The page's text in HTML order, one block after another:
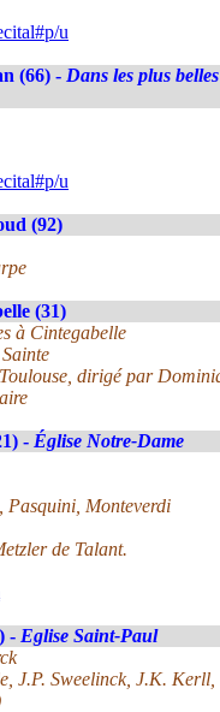
u
(66) - Dans les plus
u
(92)
(31)
à Cintegabelle
dirigé par
- Église Notre-Dame
Monteverdi
de Talant.
- Eglise Saint-Paul
J.P. Sweelinck, J.K.